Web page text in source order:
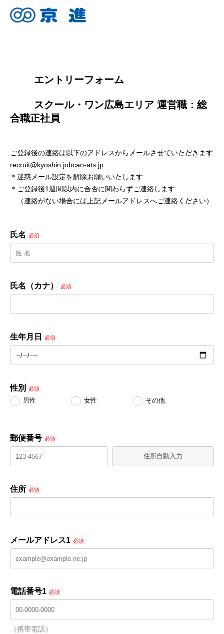
        エントリーフォーム
合職正社員
ご登録後の連絡は以下のアドレスからメールさせていただきます
recruit@kyoshin.jobcan-ats.jp
＊迷惑メール設定を解除お願いいたします
＊ご登録後1週間以内に合否に関わらずご連絡します
（連絡がない場合には上記メールアドレスへご連絡ください）
氏名 必須
氏名（カナ） 必須
生年月日 必須
性別 必須
男性 女性 その他
郵便番号 必須
住所自動入力
住所 必須
メールアドレス1 必須
電話番号1 必須
（携帯電話）